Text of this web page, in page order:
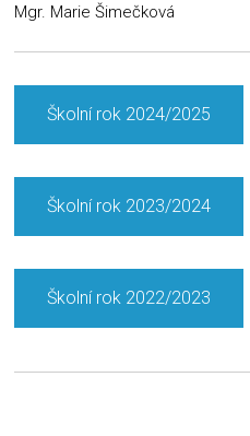
Mgr. Marie Šimečková
Školní rok 2024/2025
Školní rok 2023/2024
Školní rok 2022/2023